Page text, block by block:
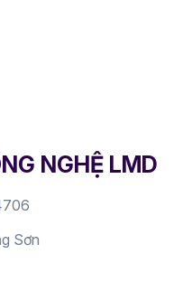
NGHỆ LMD
Sơn